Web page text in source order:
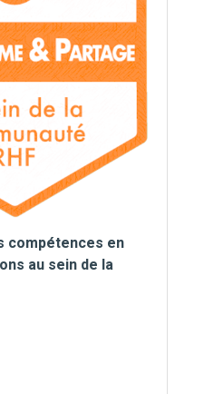
compétences en
au sein de la